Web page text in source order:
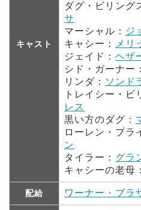
キャスト
ダグ・ビリング
サ
マーシャル： ジ
キャシー：
メリ
ジェイド： ヘザ
シド・ガーナー：
リンダ： ソンド
トレイシー・ビ
レス
黒い方のダグ：
ローレン・プラ
ン
タイラー： グラ
キャシーの老母：
配給 ワーナー・ブラ